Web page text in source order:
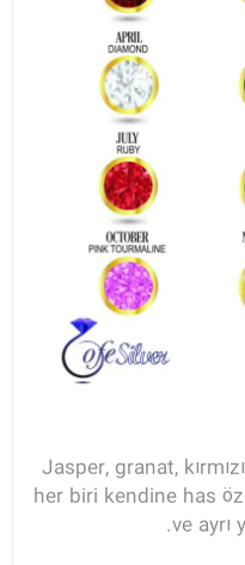
Jasper, granat,
her biri kendine has
ve ayrı